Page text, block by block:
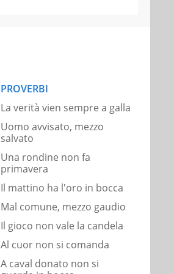
PROVERBI
La verità vien sempre a galla
Uomo avvisato, mezzo
salvato
Una rondine non fa
primavera
Il mattino ha l'oro in bocca
Mal comune, mezzo gaudio
Il gioco non vale la candela
Al cuor non si comanda
A caval donato non si